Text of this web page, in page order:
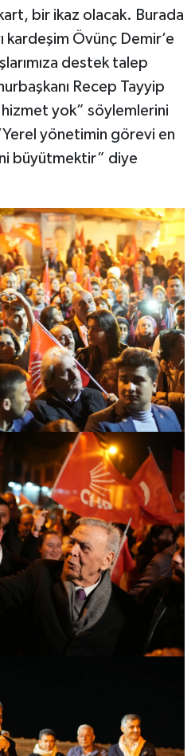
bir ikaz olacak. Burada
kardeşim Övünç Demir’e
destek talep
Recep Tayyip
hizmet yok” söylemlerini
yönetimin görevi en
büyütmektir” diye